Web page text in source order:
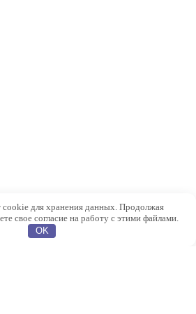
cookie для хранения данных. Продолжая
свое согласие на работу с этими файлами.
OK